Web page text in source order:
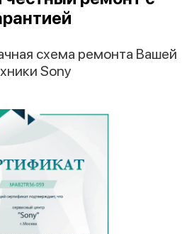
схема ремонта Вашей
Sony